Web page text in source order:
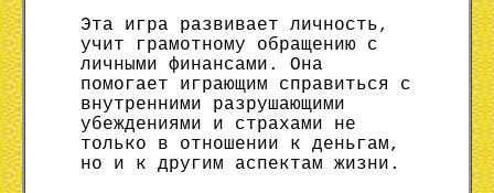
Эта игра развивает личность,
учит грамотному обращению с
личными финансами. Она
помогает играющим справиться с
внутренними разрушающими
убеждениями и страхами не
только в отношении к деньгам,
но и к другим аспектам жизни.